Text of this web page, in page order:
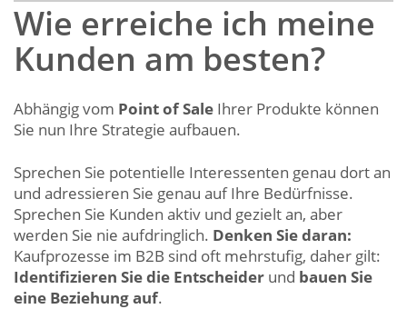
Wie erreiche ich meine
Kunden am besten?
Abhängig vom Point of Sale Ihrer Produkte können
Sie nun Ihre Strategie aufbauen.
Sprechen Sie potentielle Interessenten genau dort an
und adressieren Sie genau auf Ihre Bedürfnisse.
Sprechen Sie Kunden aktiv und gezielt an, aber
werden Sie nie aufdringlich. Denken Sie daran:
Kaufprozesse im B2B sind oft mehrstufig, daher gilt:
Identifizieren Sie die Entscheider und bauen Sie
eine Beziehung auf.